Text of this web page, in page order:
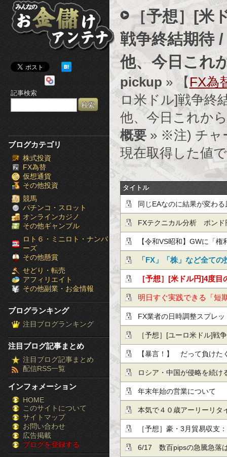
み
ん
な
の
お
金
儲
け
ア
ン
テ
ナ
［ブ
ロ
グ
ラ
ン
キ
ン
グ］-
株
FX
競
馬
記事検索
ブログカテゴリ
株式投資
FX為替
仮想通貨
その他投資
競馬
パチンコ・スロット
オンラインカジノ
その他ギャンブル
ロト６・ミニロト・ナンバ
ーズ
その他懸賞
せどり・転売
アフィリエイト
その他副業・お金情報
ブログランキング
注目ブログランキング
注目ブログ記事まとめ
注目ブログ記事まとめ
配信RSS一覧
インフォメーション
HOME
このサイトについて
サイトマップ
お問い合わせ
広告掲載
ブログを登録する
［予想］[米
戦争終結期待
他、今日これ
pickup » 【FX為
ロ米ドル]戦争終
他、今日これか
概要» ※注) チャ
現在取得した値
タイトル
同じEAなのに結果が変わ
リッページ・約定遅延の影
FXテクニカル分析 ポン
strategy(2026.5.11)
【令和VS昭和】GWに「
に、上司「1日も休むな」
方？
「FX」「株」など全て
必見！投資の失敗は投資
［予想］[米ドル円]4度
ル]戦争終結期待 / [カナ
原油…他、今日これから
明日すぐ実践できる「短
だけ公開！
FX業者の日時調整スプレ
れた記録
［予想］[ユーロ米ドル]戦
(木)■『日本による為替介
ユーロの…他、今日これか
【暴言！】 だって負けた
ないですか！！
ロシア・中国が侵略を続け
年末年始の営業について
本気で４０歳アーリーリタ
［予想］豪・3月貿易収支
で市場予想を下回る（今日
6/17 数百pipsの急騰急落